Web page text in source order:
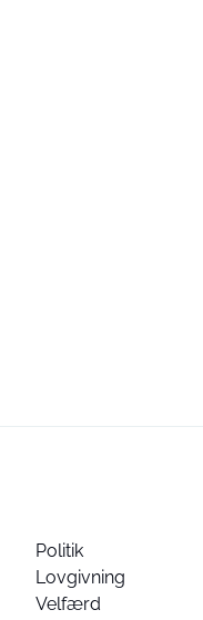
Politik
Lovgivning
Velfærd